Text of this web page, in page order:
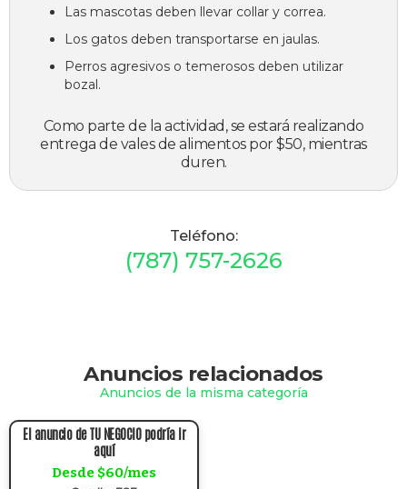
Las mascotas deben llevar collar y correa.
Los gatos deben transportarse en jaulas.
Perros agresivos o temerosos deben utilizar
bozal.
Como parte de la actividad, se estará realizando
entrega de vales de alimentos por $50, mientras
duren.
Teléfono:
(787) 757-2626
Anuncios relacionados
Anuncios de la misma categoría
El anuncio de TU NEGOCIO podría ir
aquí
Desde $60/mes